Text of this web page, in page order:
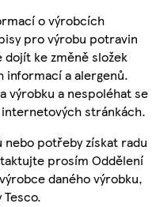
o výrobcích
pro výrobu potravin
dojít ke změně složek
informací a alergenů.
výrobku a nespoléhat se
stránkách.
nebo potřeby získat radu
prosím Oddělení
daného výrobku,